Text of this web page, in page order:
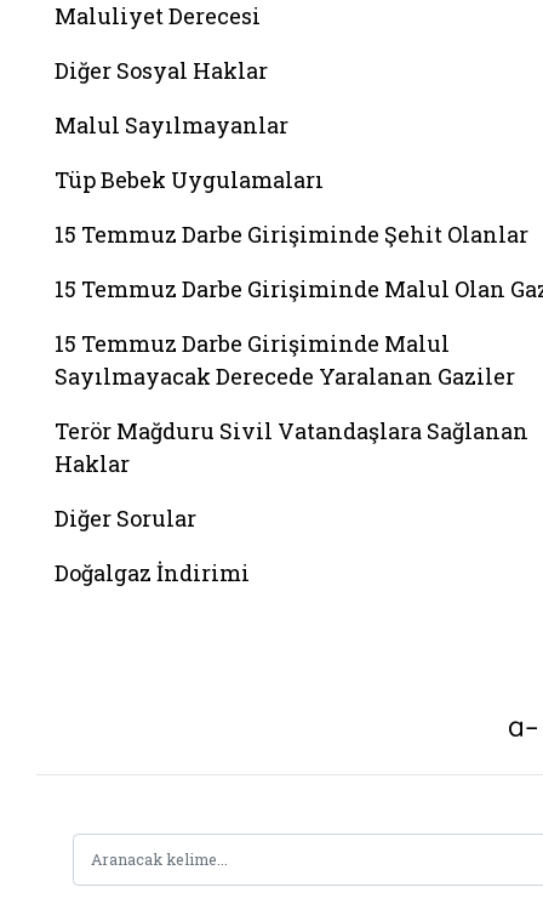
Maluliyet Derecesi
Diğer Sosyal Haklar
Malul Sayılmayanlar
Tüp Bebek Uygulamaları
15 Temmuz Darbe Girişiminde Şehit Olanlar
15 Temmuz Darbe Girişiminde Malul Olan
15 Temmuz Darbe Girişiminde Malul
Sayılmayacak Derecede Yaralanan Gaziler
Terör Mağduru Sivil Vatandaşlara Sağlanan
Haklar
Diğer Sorular
Doğalgaz İndirimi